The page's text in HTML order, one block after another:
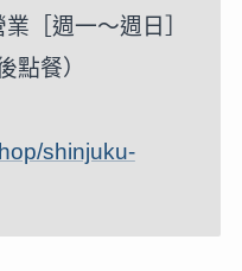
［週一～週日］
點餐）
shinjuku-